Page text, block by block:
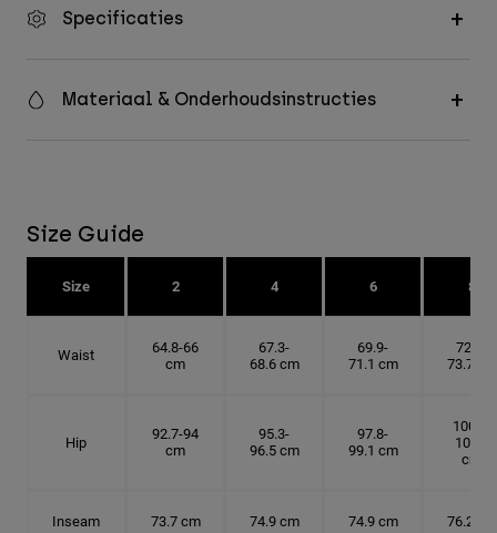
Specificaties
Materiaal & Onderhoudsinstructies
Size Guide
Size 2 4 6 8
Waist
64.8-66
cm
67.3-
68.6 cm
69.9-
71.1 cm
72.4-
73.7 cm
Hip
92.7-94
cm
95.3-
96.5 cm
97.8-
99.1 cm
100.3-
101.6
cm
Inseam 73.7 cm 74.9 cm 74.9 cm 76.2 cm